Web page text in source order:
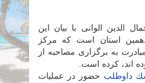
الدین الوانی با بیان این
استان است كه مركز
به برگزاری مصاحبه از
اند، كرده است.
داوطلب حضور در عملیات